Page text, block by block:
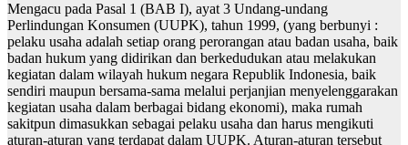
Mengacu pada Pasal 1 (BAB I), ayat 3 Undang-undang
Perlindungan Konsumen (UUPK), tahun 1999, (yang berbunyi :
pelaku usaha adalah setiap orang perorangan atau badan usaha, baik
badan hukum yang didirikan dan berkedudukan atau melakukan
kegiatan dalam wilayah hukum negara Republik Indonesia, baik
sendiri maupun bersama-sama melalui perjanjian menyelenggarakan
kegiatan usaha dalam berbagai bidang ekonomi), maka rumah
sakitpun dimasukkan sebagai pelaku usaha dan harus mengikuti
aturan-aturan yang terdapat dalam UUPK. Aturan-aturan tersebut